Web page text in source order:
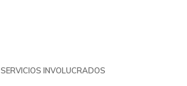
SERVICIOS INVOLUCRADOS